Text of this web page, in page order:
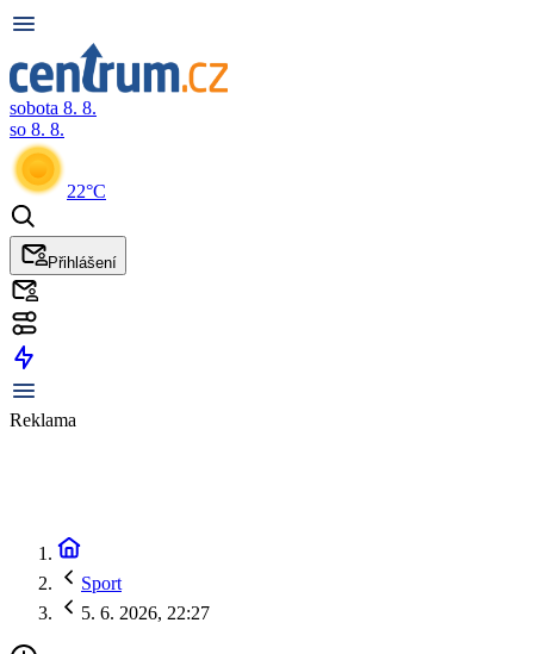
sobota 8. 8.
so 8. 8.
22°C
Přihlášení
Reklama
Sport
5. 6. 2026, 22:27